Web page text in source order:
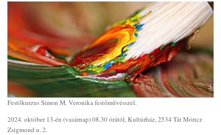
Festőkurzus Simon M. Veronika festőművésszel.
2024. október 13-én (vasárnap) 08.30 órától, Kultúrház, 2534 Tát Móricz
Zsigmond u. 2.